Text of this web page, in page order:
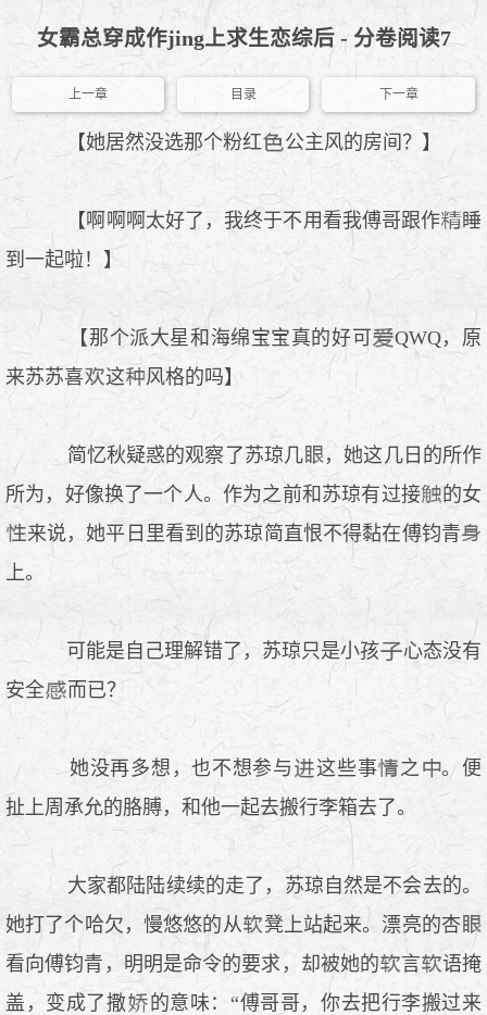
女霸总穿成作jing上求生恋综后 - 分卷阅读7
上一章 目录 下一章
【她居然没选那个粉红 公主风的房间？】
【啊啊啊太好了，我终于不用看我傅哥跟作
睡
到一起啦！】
【那个派大星和海绵宝宝真的好可
QWQ，原
来苏苏喜
这 风格的吗】
简忆秋疑惑的观察了苏琼几
，她这几日的所作
所为，好像换了一个人。作为之前和苏琼有过接
的女
来说，她平日里看到的苏琼简直恨不得黏在傅钧青
上。
可能是自己理解错了，苏琼只是小孩
心态没有
安全
而已？
她没再多想，也不想参与 这些事 之
。便
扯上周承允的胳膊，和他一起去搬行李箱去了。
大家都陆陆续续的走了，苏琼自然是不会去的。
她打了个哈欠，慢悠悠的从
凳上站起来。漂亮的杏
看向傅钧青，明明是命令的要求，却被她的
言
语掩
盖，变成了撒
的意味：“傅哥哥，你去把行李搬过来